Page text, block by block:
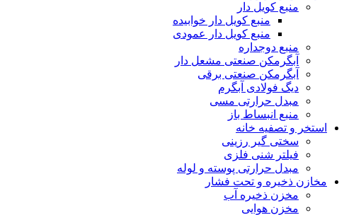
منبع کویل دار
منبع کویل دار خوابیده
منبع کویل دار عمودی
منبع دوجداره
آبگرمکن صنعتی مشعل دار
آبگرمکن صنعتی برقی
دیگ فولادی آبگرم
مبدل حرارتی مسی
منبع انبساط باز
استخر و تصفیه خانه
سختی گیر رزینی
فیلتر شنی فلزی
مبدل حرارتی پوسته و لوله
مخازن ذخیره و تحت فشار
مخزن ذخیره آب
مخزن هوایی